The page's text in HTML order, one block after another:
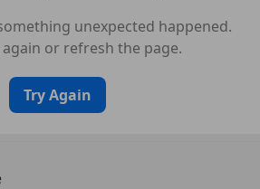
- 24 Monate/25.000 km
unexpected happened.
again or refresh the page.
Try Again